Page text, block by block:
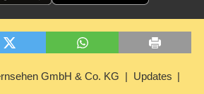
GmbH & Co. KG Updates